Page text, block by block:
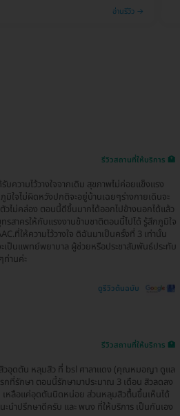
อ่านรีวิว →
รีวิวสถานที่ให้บริการ 🏥
บความไว้วางใจจากเดิม สุขภาพไม่ค่อยแข็งแรง
ใจไม่ผิดหวังปกติจะอยู่บ้านเฉยๆร่างกายเดินจะ
วไม่คล่อง ตอนนี้ดีขึ้นมากได้ออกไปข้างนอกได้แล้ว
สาครให้กับแรงงานข้ามชาติตอนนี้ไปได้ รู้สึกภูมิใจ
ที่ให้ความไว้วางใจ ดิฉันมาเป็นครั้งที่ 3 เท่านั้น
เป็นแพทย์พยาบาล ผู้ช่วยหรือประชาสัมพันธ์ประทับ
านค่ะ
ดูรีวิวต้นฉบับ
รีวิวสถานที่ให้บริการ 🏥
สิวอุดตัน หลุมสิว ที่ bsl ศาลาแดง (คุณหมอญา ดูแล
กที่รักษา ตอนนี้รักษามาประมาณ 3 เดือน สิวลดลง
เหลือแค่อุดตันนิดหน่อย ส่วนหลุมสิวตื้นขึ้นเห็นได้
ำปรึกษาดีครับ และ พนง ที่ให้บริการ เป็นกันเอง